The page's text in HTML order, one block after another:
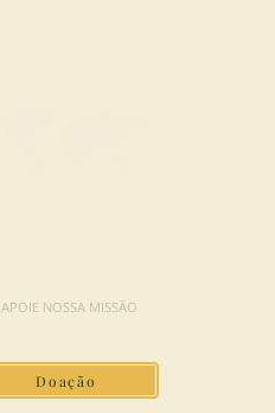
APOIE NOSSA MISSÃO
Doação